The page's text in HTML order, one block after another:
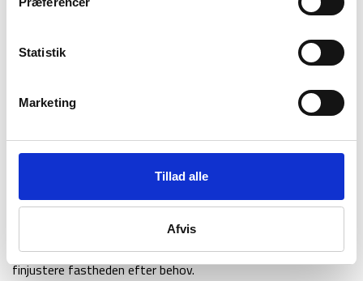
Statistik
Marketing
Tillad alle
Afvis
Indvendigt er liggeunderlaget bygget op med Thermal Mirror™
gennem hele natten.
Det giver en stabil liggeflade og jævn vægtfordeling.
Samtidigt er konstruktionen udviklet til at reducere støjen, så
bund giver modstandsdygtighed mod slid og forlænger
liggeunderlagets holdbarhed. Underlaget leveres med en
liggeunderlaget op uden at tilføre fugt fra åndedræt.
Derudover gør den integrerede Laylow™ ventil det muligt at
finjustere fastheden efter behov.